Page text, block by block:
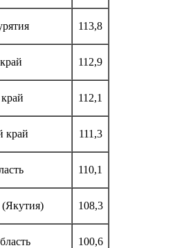
113,8
112,9
112,1
край 111,3
110,1
(Якутия) 108,3
100,6